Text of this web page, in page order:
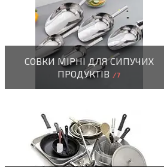
СОВКИ МІРНІ ДЛЯ СИПУЧИХ
ПРОДУКТІВ
7